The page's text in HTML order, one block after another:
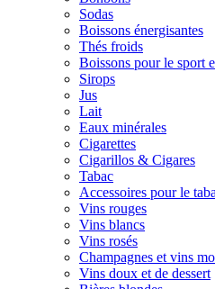
Sodas
Boissons énergisantes
Thés froids
Boissons pour le sport
Sirops
Jus
Lait
Eaux minérales
Cigarettes
Cigarillos & Cigares
Tabac
Accessoires pour le
Vins rouges
Vins blancs
Vins rosés
Champagnes et vins
Vins doux et de dessert